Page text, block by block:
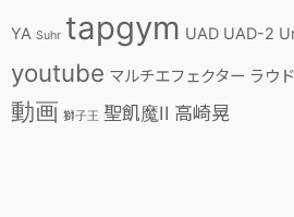
YA Suhr tapgym UAD UAD-2
youtube マルチエフェクター ラウ
動画 獅子王 聖飢魔II 高崎晃